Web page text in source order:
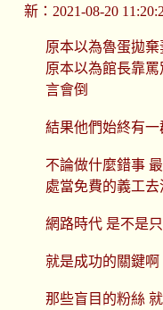
新：2021-08-20
原本以為魯蛋拋
原本以為館長靠
言會倒
結果他們始終有
不論做什麼錯事
處當免費的義工去
網路時代 是不是
就是成功的關鍵啊
那些盲目的粉絲